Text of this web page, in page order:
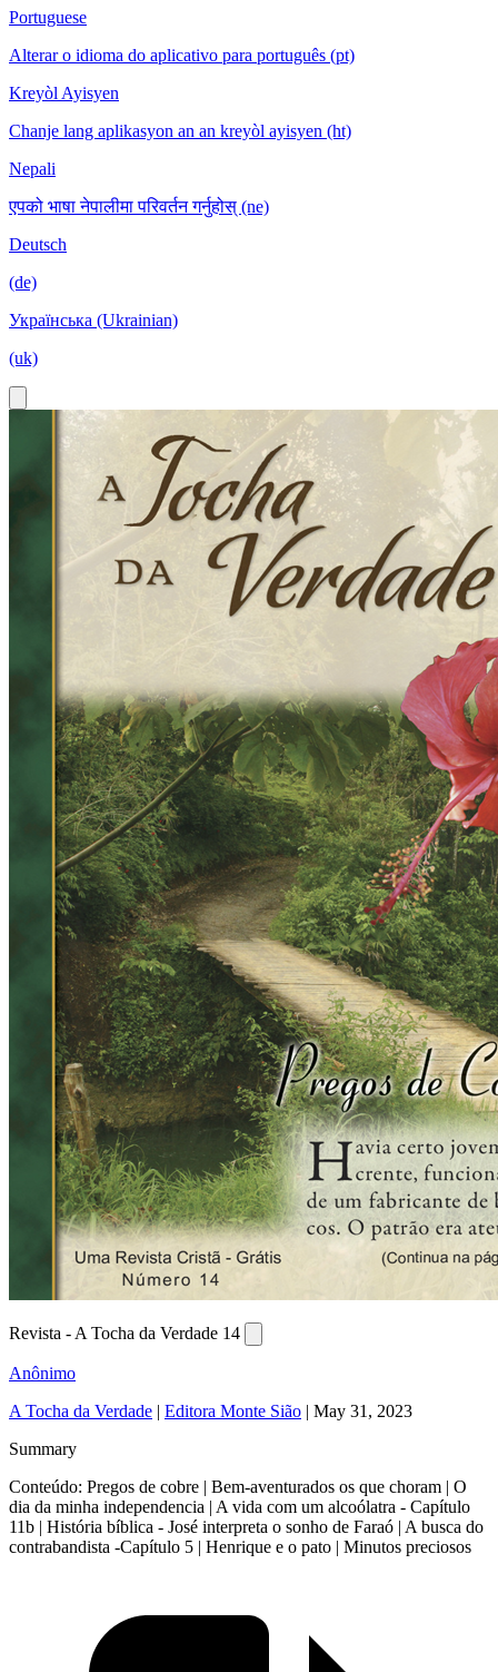
Portuguese
Alterar o idioma do aplicativo para português (pt)
Kreyòl Ayisyen
Chanje lang aplikasyon an an kreyòl ayisyen (ht)
Nepali
एपको भाषा नेपालीमा परिवर्तन गर्नुहोस् (ne)
Deutsch
(de)
Українська (Ukrainian)
(uk)
Revista - A Tocha da Verdade 14
Anônimo
A Tocha da Verdade | Editora Monte Sião | May 31, 2023
Summary
Conteúdo: Pregos de cobre | Bem-aventurados os que choram | O
dia da minha independencia | A vida com um alcoólatra - Capítulo
11b | História bíblica - José interpreta o sonho de Faraó | A busca do
contrabandista -Capítulo 5 | Henrique e o pato | Minutos preciosos